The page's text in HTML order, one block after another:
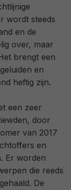
wordt steeds
en de
over, maar
brengt een
en
heftig zijn.
een zeer
door
van 2017
en
Er worden
die reeds
De